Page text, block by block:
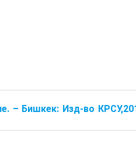
– Бишкек: Изд-во